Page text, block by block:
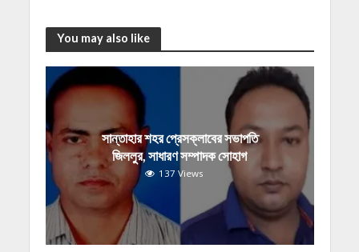
You may also like
সান্তাহার শহর প্রেসক্লাবের সভাপতি
জিললুর, সাধারণ সম্পাদক সোহাগ
137 Views